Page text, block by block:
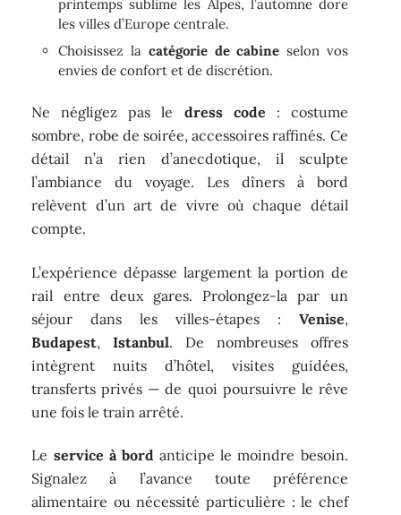
printemps sublime les Alpes, l’automne dore
les villes d’Europe centrale.
Choisissez la catégorie de cabine selon vos
envies de confort et de discrétion.
Ne négligez pas le dress code : costume
sombre, robe de soirée, accessoires raffinés. Ce
détail n’a rien d’anecdotique, il sculpte
l’ambiance du voyage. Les dîners à bord
relèvent d’un art de vivre où chaque détail
compte.
L’expérience dépasse largement la portion de
rail entre deux gares. Prolongez-la par un
séjour dans les villes-étapes : Venise,
Budapest,Istanbul. De nombreuses offres
intègrent nuits d’hôtel, visites guidées,
transferts privés — de quoi poursuivre le rêve
une fois le train arrêté.
Le service à bordanticipe le moindre besoin.
Signalez à l’avance toute préférence
alimentaire ou nécessité particulière : le chef